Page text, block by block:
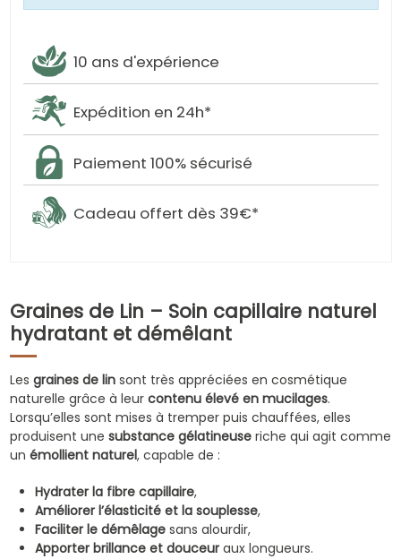
10 ans d'expérience
Expédition en 24h*
Paiement 100% sécurisé
Cadeau offert dès 39€*
Graines de Lin – Soin capillaire naturel
hydratant et démêlant
Les graines de linsont très appréciées en cosmétique
naturelle grâce à leur contenu élevé en mucilages.
Lorsqu’elles sont mises à tremper puis chauffées, elles
produisent une substance gélatineuseriche qui agit comme
un émollient naturel, capable de :
Hydrater la fibre capillaire,
Améliorer l’élasticité et la souplesse,
Faciliter le démêlagesans alourdir,
Apporter brillance et douceuraux longueurs.